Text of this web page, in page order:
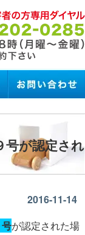
号が認定され
2016-11-14
が認定された場